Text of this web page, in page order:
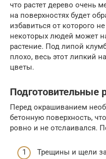
что растет дерево очень
на поверхностях будет
избавиться от которого
некоторых людей может
растение. Под липой
плохо, весь этот липкий
цветы.
Подготовительные
Перед окрашиванием
бетонную поверхность,
ровно и не отслаивался.
Трещины и щели